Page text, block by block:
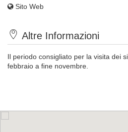
Sito Web
Altre Informazioni
Il periodo consigliato per la visita dei
febbraio a fine novembre.